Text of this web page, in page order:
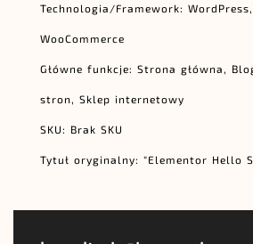
Technologia/Framework:
WooCommerce
Główne funkcje: Strona główna,
stron, Sklep internetowy
SKU: Brak SKU
Tytuł oryginalny: "Elementor Hello